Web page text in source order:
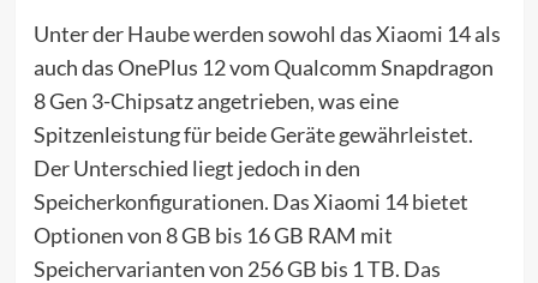
Unter der Haube werden sowohl das Xiaomi 14 als
auch das OnePlus 12 vom Qualcomm Snapdragon
8 Gen 3-Chipsatz angetrieben, was eine
Spitzenleistung für beide Geräte gewährleistet.
Der Unterschied liegt jedoch in den
Speicherkonfigurationen. Das Xiaomi 14 bietet
Optionen von 8 GB bis 16 GB RAM mit
Speichervarianten von 256 GB bis 1 TB. Das